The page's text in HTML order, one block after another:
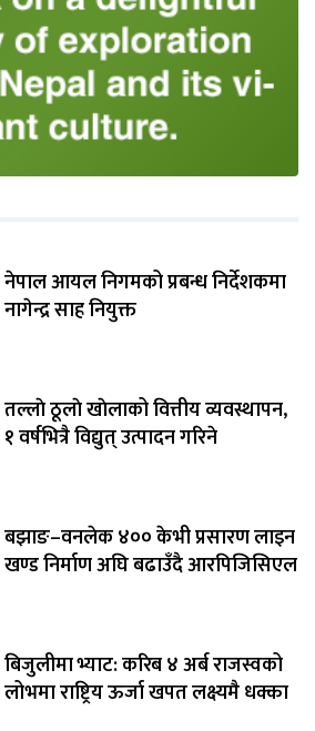
नेपाल आयल निगमको प्रबन्ध निर्देशकमा
नागेन्द्र साह नियुक्त
तल्लाे ठूलाे खाेलाको वित्तीय व्यवस्थापन,
१ वर्षभित्रै विद्युत् उत्पादन गरिने
बझाङ–वनलेक ४०० केभी प्रसारण लाइन
खण्ड निर्माण अघि बढाउँदै आरपिजिसिएल
बिजुलीमा भ्याट: करिब ४ अर्ब राजस्वको
लोभमा राष्ट्रिय ऊर्जा खपत लक्ष्यमै धक्का